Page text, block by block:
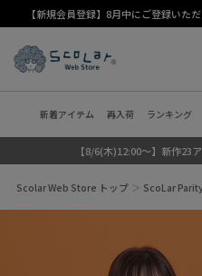
【新規会員登録】8月中にご登録いた
新着アイテム 再入荷 ランキング
【8/6(木)12:00～】新作23
Scolar Web Store トップ ScoLar